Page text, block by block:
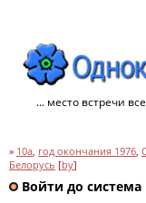
... место встречи
» 10а, год окончания 1976,
Белорусь [by]
Войти до система